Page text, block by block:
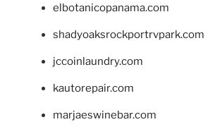
elbotanicopanama.com
shadyoaksrockportrvpark.com
jccoinlaundry.com
kautorepair.com
marjaeswinebar.com